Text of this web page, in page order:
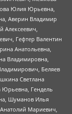
Юлия Юрьевна,
Аверин Владимир
Алексеевич,
Гефтер Валентин
Анатольевна,
Владимировна,
Беляев
Светлана
Юрьевна, Гендель
Шуманов Илья
Мариевич,